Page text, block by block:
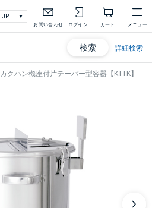
お問い合わせ ログイン カート メニュー
検索 詳細検索
カクハン機座付片テーパー型容器【KTTK】